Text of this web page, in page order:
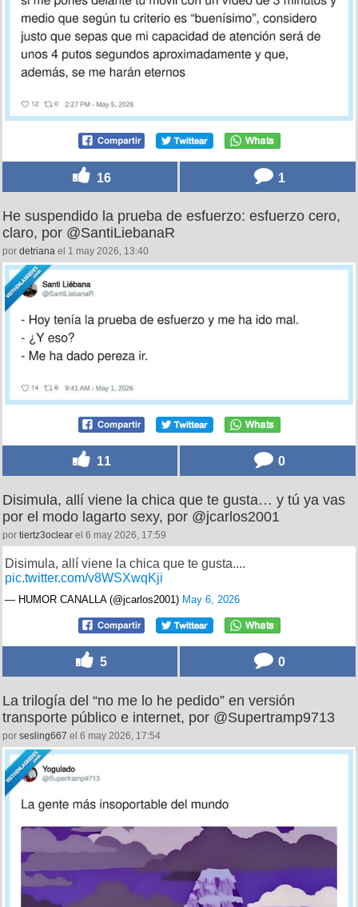
16 1
He suspendido la prueba de esfuerzo: esfuerzo cero,
claro, por @SantiLiebanaR
por detriana el 1 may 2026, 13:40
11 0
Disimula, allí viene la chica que te gusta… y tú ya vas
por el modo lagarto sexy, por @jcarlos2001
por tiertz3oclear el 6 may 2026, 17:59
Disimula, allí viene la chica que te gusta....
pic.twitter.com/v8WSXwqKji
— HUMOR CANALLA (@jcarlos2001) May 6, 2026
5 0
La trilogía del “no me lo he pedido” en versión
transporte público e internet, por @Supertramp9713
por sesling667 el 6 may 2026, 17:54